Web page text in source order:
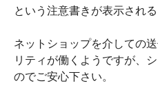
という注意書きが表示され
ネットショップを介しての
リティが働くようですが、
のでご安心下さい。